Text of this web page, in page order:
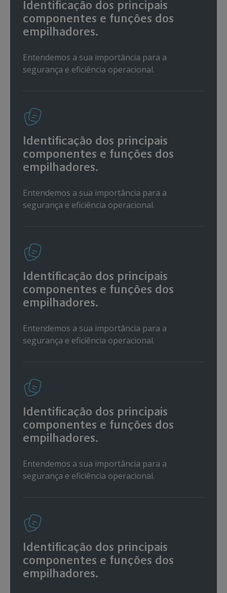
Identificação dos principais
componentes e funções dos
empilhadores.
Entendemos a sua importância para a
segurança e eficiência operacional.
Identificação dos principais
componentes e funções dos
empilhadores.
Entendemos a sua importância para a
segurança e eficiência operacional.
Identificação dos principais
componentes e funções dos
empilhadores.
Entendemos a sua importância para a
segurança e eficiência operacional.
Identificação dos principais
componentes e funções dos
empilhadores.
Entendemos a sua importância para a
segurança e eficiência operacional.
Identificação dos principais
componentes e funções dos
empilhadores.